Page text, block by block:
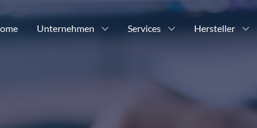
Unternehmen Services Hersteller